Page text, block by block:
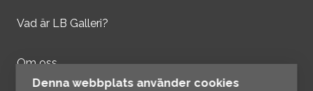
Vad är LB Galleri?
Om oss
Kontakta oss
Denna webbplats använder cookies